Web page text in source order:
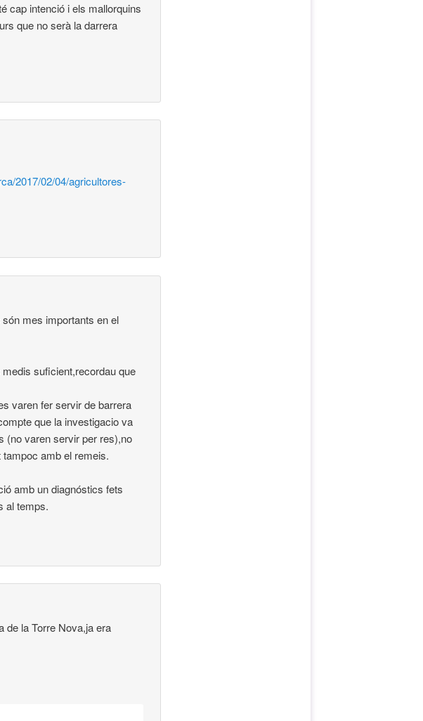
cap intenció i els mallorquins
que no serà la darrera
2017/02/04/agricultores-
mes importants en el
suficient,recordau que
varen fer servir de barrera
que la investigacio va
(no varen servir per res),no
amb el remeis.
amb un diagnóstics fets
al temps.
de la Torre Nova,ja era